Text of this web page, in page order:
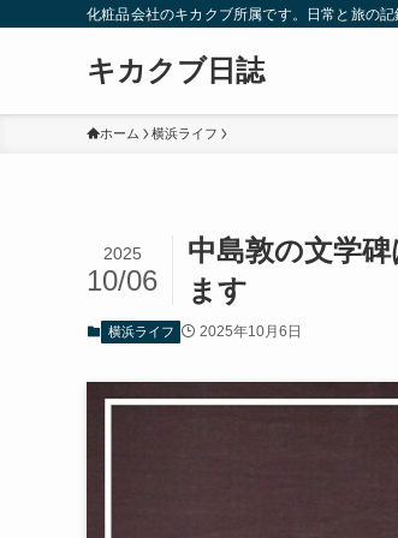
化粧品会社のキカクブ所属です。日常と旅の記
キカクブ日誌
ホーム 横浜ライフ
中島敦の文学
ます
2025
10/06
横浜ライフ 2025年10月6日